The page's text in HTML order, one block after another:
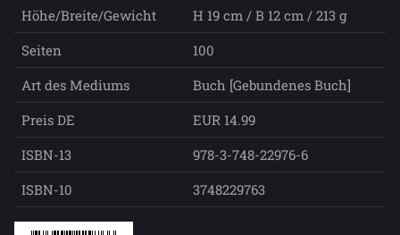
Höhe/Breite/Gewicht
H 19 cm / B 12 cm / 213 g
Seiten
100
Art des Mediums
Buch [Gebundenes Buch]
Preis DE
EUR 14.99
ISBN-13
978-3-748-22976-6
ISBN-10
3748229763